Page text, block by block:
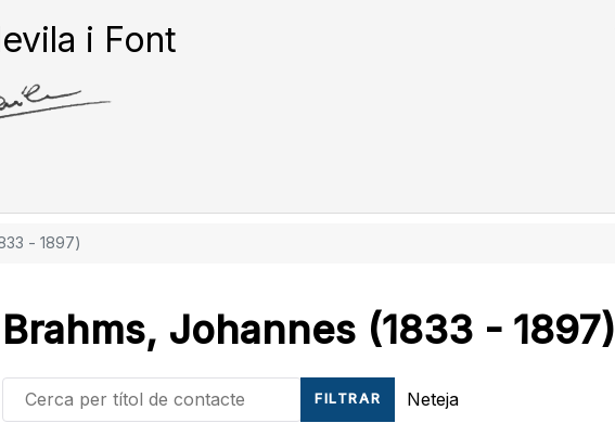
i Font
- 1897)
Brahms, Johannes (1833 - 1897)
Cerca per títol de contacte FILTRAR Neteja